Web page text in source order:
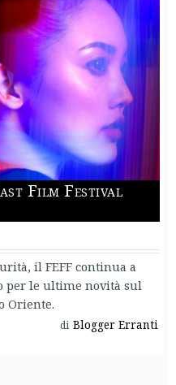
Film Festival
il FEFF continua a
per le ultime novità sul
Oriente.
di Blogger Erranti